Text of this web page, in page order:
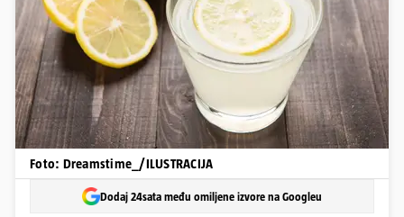
Foto: Dreamstime_/ILUSTRACIJA
Dodaj 24sata među omiljene izvore na Googleu